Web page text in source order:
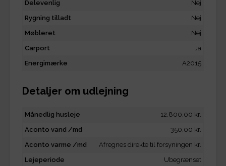
Delevenlig
Nej
Rygning tilladt
Nej
Møbleret
Nej
Carport
Ja
Energimærke
A2015
Detaljer om udlejning
Månedlig husleje
12.800,00 kr.
Aconto vand /md
350,00 kr.
Aconto varme /md
Afregnes direkte til forsyningen kr.
Lejeperiode
Ubegrænset